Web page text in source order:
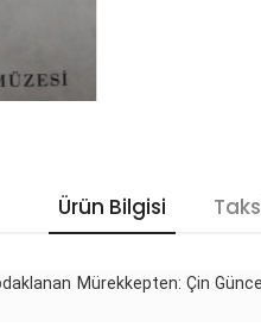
Ürün Bilgisi
Mürekkepten: Çin